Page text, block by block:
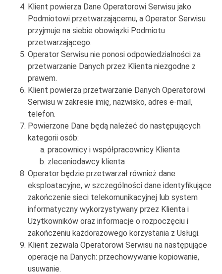
Klient powierza Dane Operatorowi Serwisu jako
Podmiotowi przetwarzającemu, a Operator Serwisu
przyjmuje na siebie obowiązki Podmiotu
przetwarzającego.
Operator Serwisu nie ponosi odpowiedzialności za
przetwarzanie Danych przez Klienta niezgodne z
prawem.
Klient powierza przetwarzanie Danych Operatorowi
Serwisu w zakresie imię, nazwisko, adres e-mail,
telefon.
Powierzone Dane będą należeć do następujących
kategorii osób:
pracownicy i współpracownicy Klienta
zleceniodawcy klienta
Operator będzie przetwarzał również dane
eksploatacyjne, w szczególności dane identyfikujące
zakończenie sieci telekomunikacyjnej lub system
informatyczny wykorzystywany przez Klienta i
Użytkowników oraz informacje o rozpoczęciu i
zakończeniu każdorazowego korzystania z Usługi.
Klient zezwala Operatorowi Serwisu na następujące
operacje na Danych: przechowywanie kopiowanie,
usuwanie.